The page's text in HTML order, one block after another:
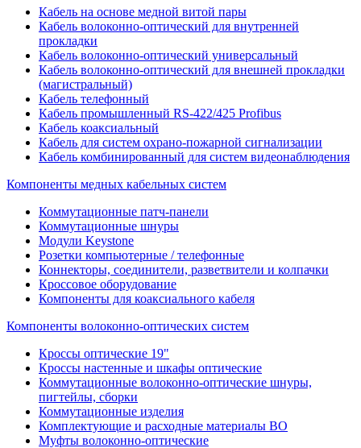
Кабель на основе медной витой пары
Кабель волоконно-оптический для внутренней
прокладки
Кабель волоконно-оптический универсальный
Кабель волоконно-оптический для внешней прокладки
(магистральный)
Кабель телефонный
Кабель промышленный RS-422/425 Profibus
Кабель коаксиальный
Кабель для систем охрано-пожарной сигнализации
Кабель комбинированный для систем видеонаблюдения
Компоненты медных кабельных систем
Коммутационные патч-панели
Коммутационные шнуры
Модули Keystone
Розетки компьютерные / телефонные
Коннекторы, соединители, разветвители и колпачки
Кроссовое оборудование
Компоненты для коаксиального кабеля
Компоненты волоконно-оптических систем
Кроссы оптические 19"
Кроссы настенные и шкафы оптические
Коммутационные волоконно-оптические шнуры,
пигтейлы, сборки
Коммутационные изделия
Комплектующие и расходные материалы ВО
Муфты волоконно-оптические